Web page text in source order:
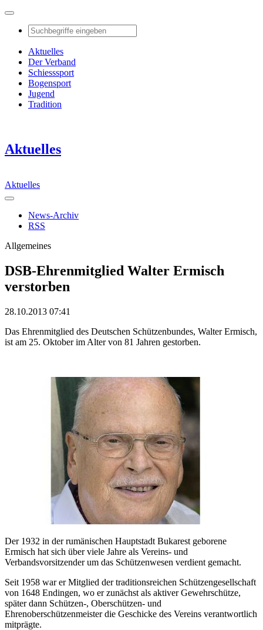
Aktuelles
Der Verband
Schiesssport
Bogensport
Jugend
Tradition
Aktuelles
Aktuelles
News-Archiv
RSS
Allgemeines
DSB-Ehrenmitglied Walter Ermisch
verstorben
28.10.2013 07:41
Das Ehrenmitglied des Deutschen Schützenbundes, Walter Ermisch,
ist am 25. Oktober im Alter von 81 Jahren gestorben.
Der 1932 in der rumänischen Hauptstadt Bukarest geborene
Ermisch hat sich über viele Jahre als Vereins- und
Verbandsvorsitzender um das Schützenwesen verdient gemacht.
Seit 1958 war er Mitglied der traditionsreichen Schützengesellschaft
von 1648 Endingen, wo er zunächst als aktiver Gewehrschütze,
später dann Schützen-, Oberschützen- und
Ehrenoberschützenmeister die Geschicke des Vereins verantwortlich
mitprägte.